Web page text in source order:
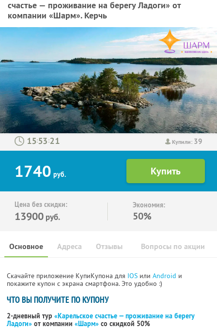
счастье — проживание на берегу Ладоги» от
компании «Шарм». Керчь
Купили: 39
: :
1740 руб.
Цена без скидки:
13900 руб.
Экономия:
50%
Основное Отзывы Вопросы по акции
Адреса
Скачайте приложение КупиКупона для IOS или Android и
покажите купон с экрана смартфона. Это удобно :)
ЧТО ВЫ ПОЛУЧИТЕ ПО КУПОНУ
2-дневный тур «Карельское счастье — проживание на берегу
Ладоги» от компании «Шарм» со скидкой 50%